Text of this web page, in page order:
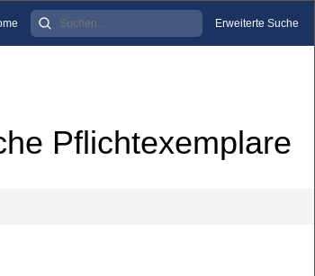
Erweiterte Suche
Pflichtexemplare